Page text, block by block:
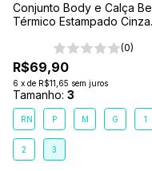
Conjunto Body e Calça
Térmico Estampado Cinza
(0)
R$69,90
6 x de R$11,65 sem juros
Tamanho: 3
RN P M G 1
2 3